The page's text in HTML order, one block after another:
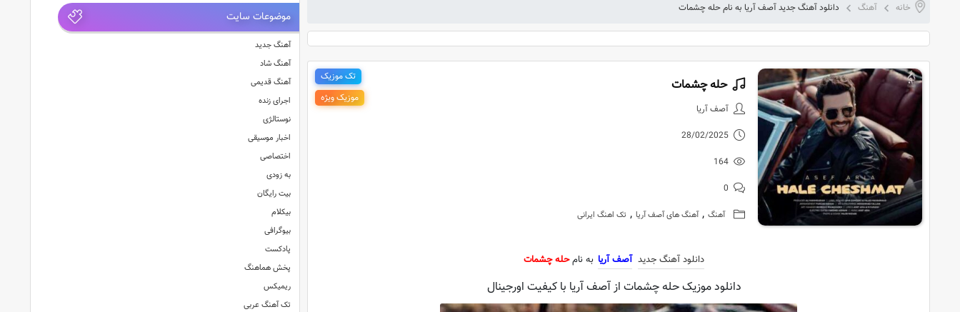
خانه آهنگ دانلود آهنگ جدید آصف آریا به نام حله چشمات
دانلود آهنگ جدید آصف آریا به نام حله چشمات
حله چشمات
آصف آریا
28/02/2025
164
0
آهنگ , آهنگ های آصف آریا , تک اهنگ ایرانی
تک موزیک
موزیک ویژه
دانلود آهنگ جدید آصف آریا به نامحله چشمات
دانلود موزیک حله چشمات از آصف آریا با کیفیت اورجینال
موضوعات سایت
آهنگ جدید
آهنگ شاد
آهنگ قدیمی
اجرای زنده
نوستالژی
اخبار موسیقی
اختصاصی
به زودی
بیت رایگان
بیکلام
بیوگرافی
پادکست
پخش هماهنگ
ریمیکس
تک آهنگ عربی